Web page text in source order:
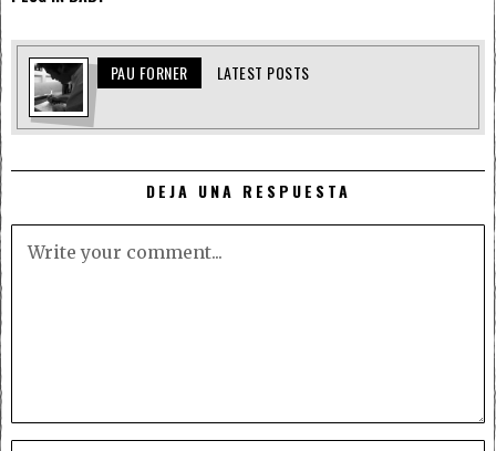
PAU FORNER LATEST POSTS
DEJA UNA RESPUESTA